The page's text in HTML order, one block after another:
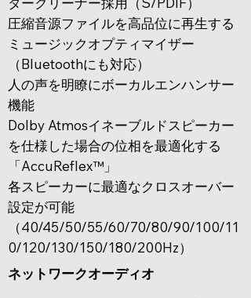
圧縮音源ファイルを高品位に再生する
ミュージックオプティマイザー
（Bluetoothにも対応）
人の声を明瞭にボーカルエンハンサー
機能
Dolby Atmosイネーブルドスピーカー
を仕様した場合の位相を最適化する
「AccuReflex™」
​各スピーカーに最適なクロスオーバー
設定が可能
（40/45/50/55/60/70/80/90/100/11
0/120/130/150/180/200Hz）
ネットワークオーディオ